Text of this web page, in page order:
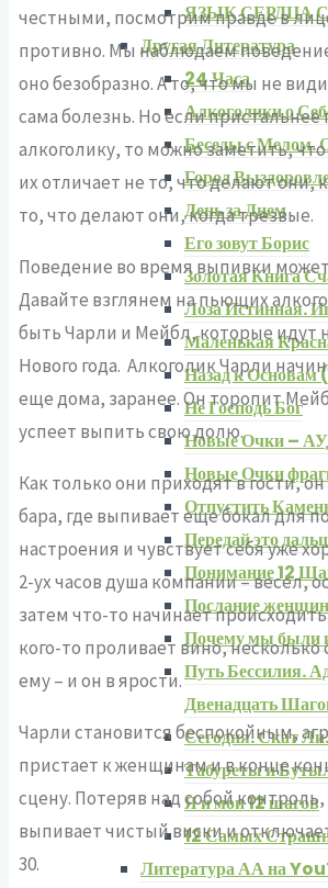
ЯЗЫК СЕРДЦА
Другая Литература
24 Часа
Алкоголики о
Беседы с Мелом.
Город
День за Днем
Его зовут Борис
Золотая Книга
Лоза Истинная.
Маленькая
Назад к
Не Господь Бог
Новые Очки –
Новые Очки
Отпустить
Передай это
Понимание 12
Послание
Почему мы были
Путь Бессилия.
Двенадцать
Сегодня. Скат
Табуреты и
Я и мои 12 шагов
12 Самых
Литература АА на
честными, посмотрим правде в
противно. Мы наблюдаем
оно безобразно. А то, что мы не
сама болезнь. Но если пристальнее
алкоголику, то можно заметить,
их отличает не то, что делают они,
то, что делают они, когда трезвые.
Поведение во время выпивки
Давайте взглянем на пьющих
быть Чарли и Мейбл, которые идут
Нового года. Алкоголик Чарли
еще дома, заранее. Он торопит
успеет выпить свою долю.
Как только они приходят в гости,
бара, где выпивает еще бокал для
настроения и чувствует себя уже
2-ух часов душа компании – весел,
затем что-то начинает
кого-то проливает вино, несколько
ему – и он в ярости.
Чарли становится беспокойным,
пристает к женщинам и в конце
сцену. Потеряв над собой контроль,
выпивает чистый виски и
30.